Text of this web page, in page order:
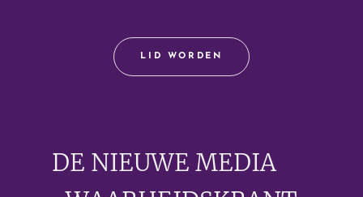
LID WORDEN
DE NIEUWE MEDIA🟣